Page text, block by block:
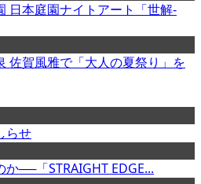
日本庭園ナイトアート「世解-
佐賀風雅で「大人の夏祭り」を
らせ
──「STRAIGHT EDGE...